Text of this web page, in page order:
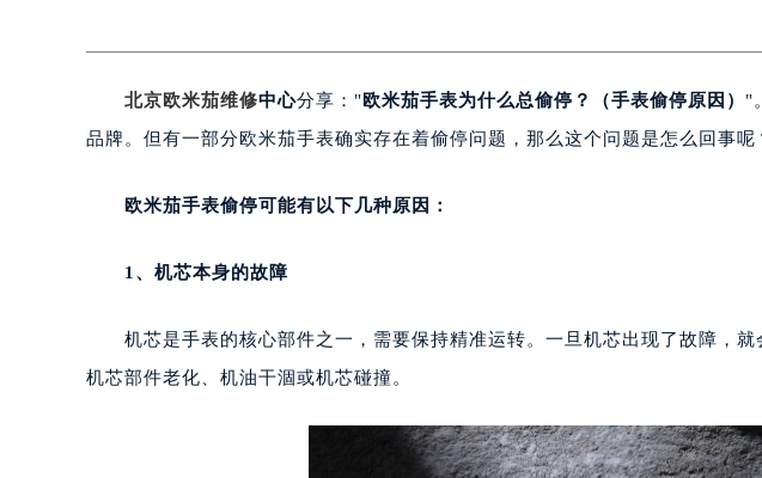
北京欧米茄维修中心分享："欧米茄手表为什么总偷停？（手表偷停原因） "
品牌。但有一部分欧米茄手表确实存在着偷停问题，那么这个问题是怎么回事呢
欧米茄手表偷停可能有以下几种原因：
1、机芯本身的故障
机芯是手表的核心部件之一，需要保持精准运转。一旦机芯出现了故障，就
机芯部件老化、机油干涸或机芯碰撞。